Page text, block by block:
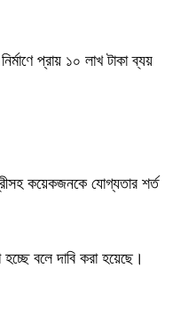
প্রায় ১০ লাখ টাকা ব্যয়
কয়েকজনকে যোগ্যতার শর্ত
বলে দাবি করা হয়েছে।